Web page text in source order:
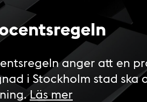
anger att en
i Stockholm stad ska
Läs mer